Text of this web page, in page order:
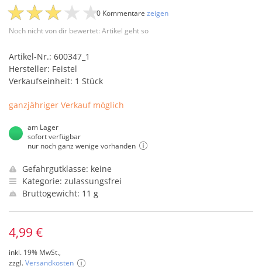
Noch nicht von dir bewertet: Artikel geht so
0 Kommentare zeigen
Artikel-Nr.: 600347_1
Hersteller: Feistel
Verkaufseinheit: 1 Stück
ganzjähriger Verkauf möglich
am Lager
sofort verfügbar
nur noch ganz wenige vorhanden
Gefahrgutklasse: keine
Kategorie: zulassungsfrei
Bruttogewicht: 11 g
4,99 €
inkl. 19% MwSt.,
zzgl.Versandkosten